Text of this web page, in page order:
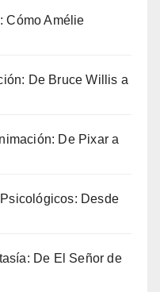
Cómo Amélie
De Bruce Willis a
De Pixar a
Desde
De El Señor de